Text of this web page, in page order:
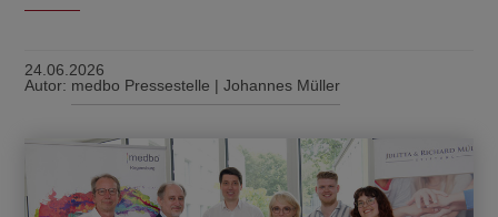
24.06.2026
Autor: medbo Pressestelle | Johannes Müller